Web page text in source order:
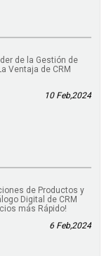
de la Gestión de
Ventaja de CRM
10 Feb,2024
de Productos y
Digital de CRM
más Rápido!
6 Feb,2024